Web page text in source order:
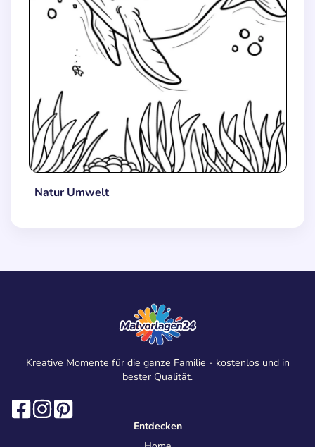
Natur Umwelt
Kreative Momente für die ganze Familie - kostenlos und in
bester Qualität.
Entdecken